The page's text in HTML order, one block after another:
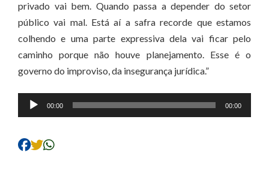
privado vai bem. Quando passa a depender do setor
público vai mal. Está aí a safra recorde que estamos
colhendo e uma parte expressiva dela vai ficar pelo
caminho porque não houve planejamento. Esse é o
governo do improviso, da insegurança jurídica.”
Tocador
de
00:00 00:00